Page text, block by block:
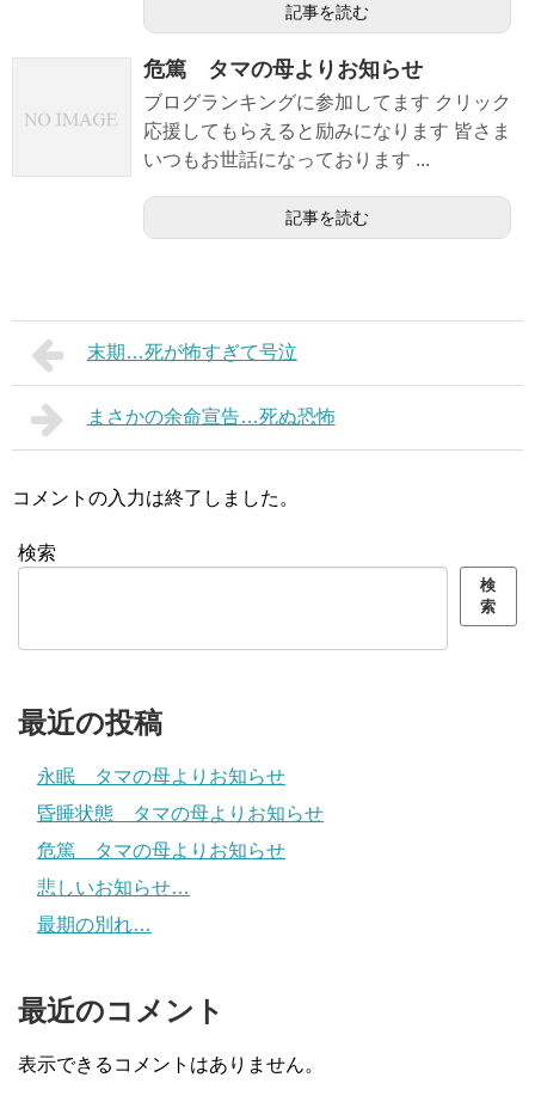
記事を読む
危篤 タマの母よりお知らせ
ブログランキングに参加してます クリック
応援してもらえると励みになります 皆さま
いつもお世話になっております ...
記事を読む
末期…死が怖すぎて号泣
まさかの余命宣告…死ぬ恐怖
コメントの入力は終了しました。
検索
検
索
最近の投稿
永眠 タマの母よりお知らせ
昏睡状態 タマの母よりお知らせ
危篤 タマの母よりお知らせ
悲しいお知らせ…
最期の別れ…
最近のコメント
表示できるコメントはありません。